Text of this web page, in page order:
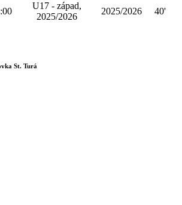
U17 - západ,
2025/2026
2025/2026 40'
St. Turá